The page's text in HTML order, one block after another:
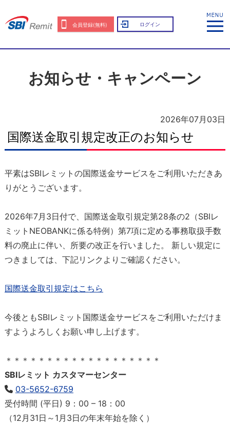
会員登録(無料) ログイン
お知らせ・キャンペーン
2026年07月03日
国際送金取引規定改正のお知らせ
平素はSBIレミットの国際送金サービスをご利用いただきあ
りがとうございます。
2026年7月3日付で、国際送金取引規定第28条の2（SBIレ
ミットNEOBANKに係る特例）第7項に定める事務取扱手数
料の廃止に伴い、所要の改正を行いました。 新しい規定に
つきましては、下記リンクよりご確認ください。
国際送金取引規定はこちら
今後ともSBIレミット国際送金サービスをご利用いただけま
すようよろしくお願い申し上げます。
＊＊＊＊＊＊＊＊＊＊＊＊＊＊＊＊＊＊＊
SBIレミット カスタマーセンター
03-5652-6759
受付時間 (平日) 9：00 – 18：00
（12月31日～1月3日の年末年始を除く）